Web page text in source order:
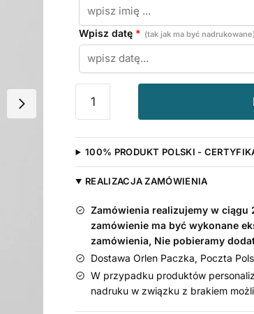
Wpisz datę * (tak jak ma być nadrukowane)
Data
Urodzenia
i
Imię
Dziecka
Złoty
śliniaczek
100% PRODUKT POLSKI -
REALIZACJA ZAMÓWIENIA
Zamówienia realizujemy w
zamówienie ma być wykonane
zamówienia, Nie pobieramy
Dostawa Orlen Paczka, Poczta
W przypadku produktów
nadruku w związku z brakiem